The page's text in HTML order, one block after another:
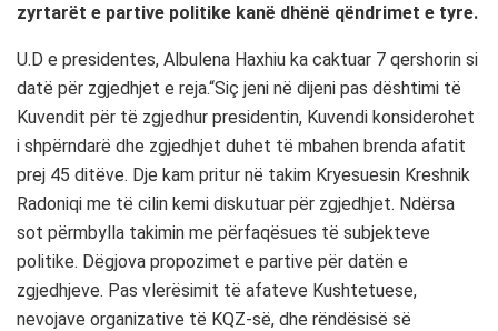
zyrtarët e partive politike kanë dhënë qëndrimet e tyre.
U.D e presidentes, Albulena Haxhiu ka caktuar 7 qershorin si
datë për zgjedhjet e reja.“Siç jeni në dijeni pas dështimi të
Kuvendit për të zgjedhur presidentin, Kuvendi konsiderohet
i shpërndarë dhe zgjedhjet duhet të mbahen brenda afatit
prej 45 ditëve. Dje kam pritur në takim Kryesuesin Kreshnik
Radoniqi me të cilin kemi diskutuar për zgjedhjet. Ndërsa
sot përmbylla takimin me përfaqësues të subjekteve
politike. Dëgjova propozimet e partive për datën e
zgjedhjeve. Pas vlerësimit të afateve Kushtetuese,
nevojave organizative të KQZ-së, dhe rëndësisë së